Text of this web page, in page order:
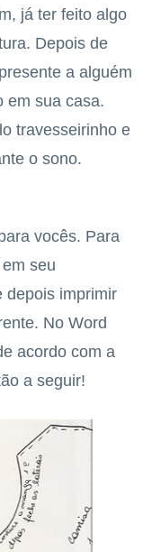
já ter feito algo
Depois de
a alguém
em sua casa.
travesseirinho e
o sono.
vocês. Para
seu
depois imprimir
No Word
acordo com a
a seguir!